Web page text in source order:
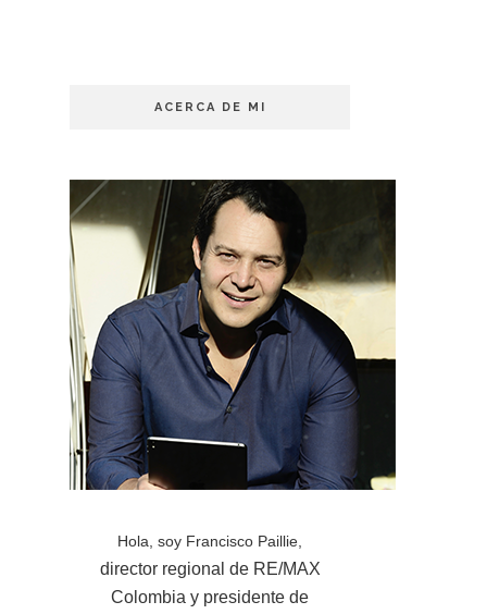
ACERCA DE MI
Hola, soy Francisco Paillie,
director regional de RE/MAX
Colombia y presidente de